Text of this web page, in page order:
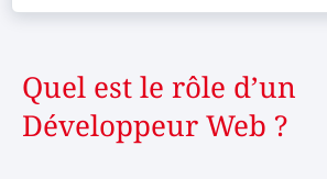
Quel est le rôle d’un
Développeur Web ?